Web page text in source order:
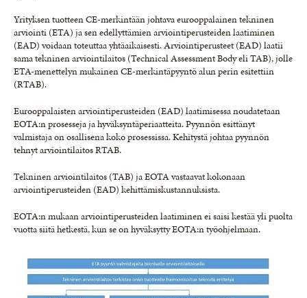
Yrityksen tuotteen CE-merkintään johtava eurooppalainen tekninen
arviointi (ETA) ja sen edellyttämien arviointiperusteiden laatiminen
(EAD) voidaan toteuttaa yhtäaikaisesti. Arviointiperusteet (EAD) laatii
sama tekninen arviointilaitos (Technical Assessment Body eli TAB), jolle
ETA-menettelyn mukainen CE-merkintäpyyntö alun perin esitettiin
(RTAB).
Eurooppalaisten arviointiperusteiden (EAD) laatimisessa noudatetaan
EOTA:n prosesseja ja hyväksyntäperiaatteita. Pyynnön esittänyt
valmistaja on osallisena koko prosessissa. Kehitystä johtaa pyynnön
tehnyt arviointilaitos RTAB.
Tekninen arviointilaitos (TAB) ja EOTA vastaavat kokonaan
arviointiperusteiden (EAD) kehittämiskustannuksista.
EOTA:n mukaan arviointiperusteiden laatiminen ei saisi kestää yli puolta
vuotta siitä hetkestä, kun se on hyväksytty EOTA:n työohjelmaan.